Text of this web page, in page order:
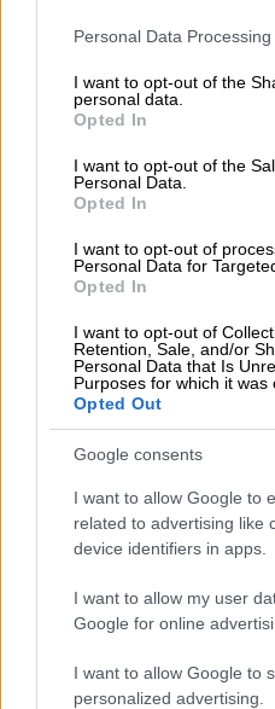
Please note that this website/
not limited to your visit or
grant or deny consent to
use your data for below
consent section.
Personal Data
I want to opt-out of the
personal data.
Opted In
I want to opt-out of the
Personal Data.
Opted In
I want to opt-out of
Personal Data for
Opted In
I want to opt-out of
Retention, Sale, and/or
Personal Data that Is
Purposes for which it was
Opted Out
Google consents
I want to allow Google to
related to advertising like
device identifiers in apps.
I want to allow my user
Google for online
I want to allow Google to
personalized advertising.
δεσμευτεί σε μια
εξακριβώσουμε την
Σημειώνεται πως η
κάποια από τα βίντεο
παλαιότερα στη
όπου φαίνονται
αντικείμενα, τα οποία
υψηλές ταχύτητες
αεροσκαφών. Τα
φαίνεται να έχουν
σύστημα ή χώρους